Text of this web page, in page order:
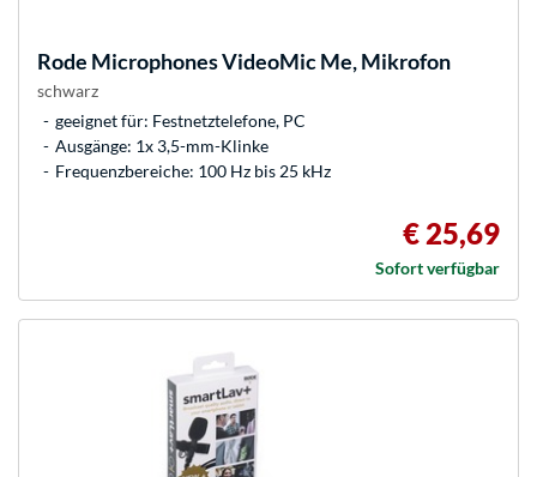
Rode MicrophonesVideoMic Me, Mikrofon
schwarz
geeignet für: Festnetztelefone, PC
Ausgänge: 1x 3,5-mm-Klinke
Frequenzbereiche: 100 Hz bis 25 kHz
€ 25,69
Sofort verfügbar